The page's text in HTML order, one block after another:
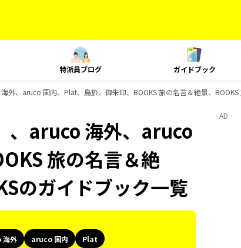
特派員ブログ ガイドブック
外、aruco 国内、Plat、島旅、御朱印、BOOKS 旅の名言＆絶景、
、aruco 海外、aruco
旅の名言＆絶
のガイドブック一覧
海外 aruco 国内
Plat
AD